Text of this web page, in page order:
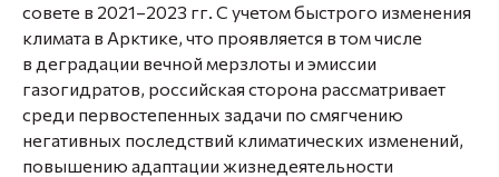
совете в 2021–2023 гг. С учетом быстрого изменения
климата в Арктике, что проявляется в том числе
в деградации вечной мерзлоты и эмиссии
газогидратов, российская сторона рассматривает
среди первостепенных задачи по смягчению
негативных последствий климатических изменений,
повышению адаптации жизнедеятельности